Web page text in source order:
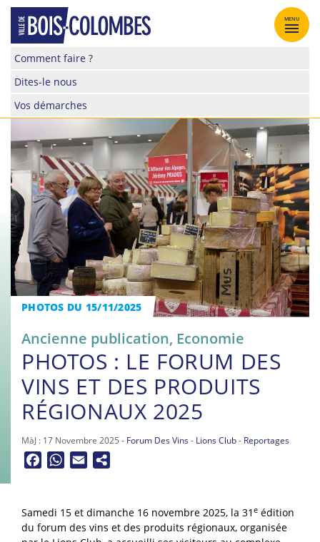
Skip
content
Site
de
la
Bois-
Colombes
Comment faire ?
Dites-le nous
Vos démarches
MENU
PHOTOS DU 15/11/2025
Ancienne publication, Economie
PHOTOS : LE FORUM DES
VINS ET DES PRODUITS
RÉGIONAUX 2025
MàJ : 17 Novembre 2025 - Forum Des Vins- Lions Club- Reportages
FacebookWhatsApp
Email
Samedi 15 et dimanche 16 novembre 2025, la 31 e édition
du forum des vins et des produits régionaux, organisée